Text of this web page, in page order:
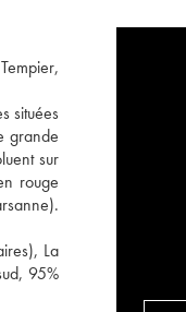
situées
grande
sur
rouge
La
95%